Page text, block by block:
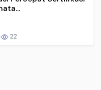
22